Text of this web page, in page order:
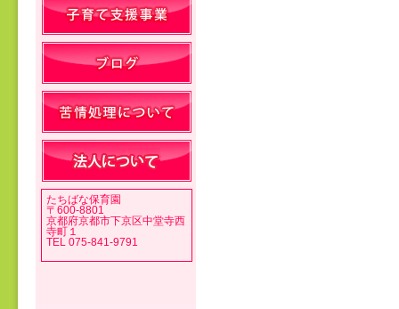
たちばな保育園
〒600-8801
京都府京都市下京区中堂寺西
寺町１
TEL 075-841-9791